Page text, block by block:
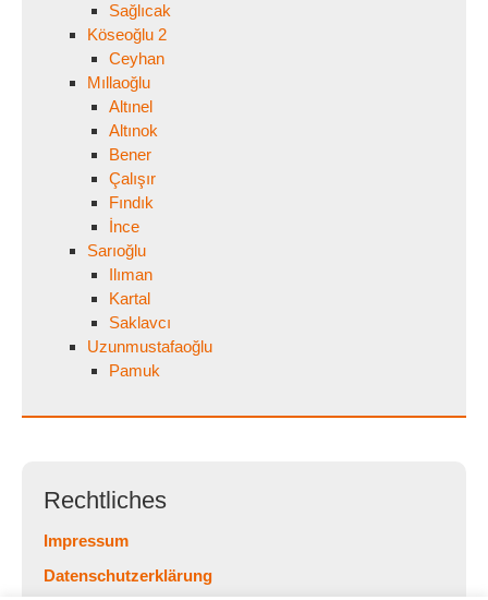
Sağlıcak
Köseoğlu 2
Ceyhan
Mıllaoğlu
Altınel
Altınok
Bener
Çalışır
Fındık
İnce
Sarıoğlu
Ilıman
Kartal
Saklavcı
Uzunmustafaoğlu
Pamuk
Rechtliches
Impressum
Datenschutzerklärung